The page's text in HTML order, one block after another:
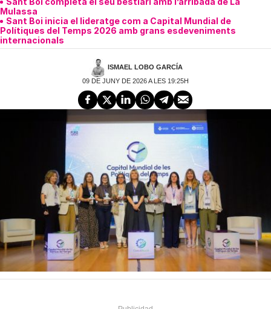
Mulassa
Sant Boi inicia el lideratge com a Capital Mundial de
Polítiques del Temps 2026 amb grans esdeveniments
internacionals
ISMAEL LOBO GARCÍA
09 DE JUNY DE 2026 A LES 19:25H